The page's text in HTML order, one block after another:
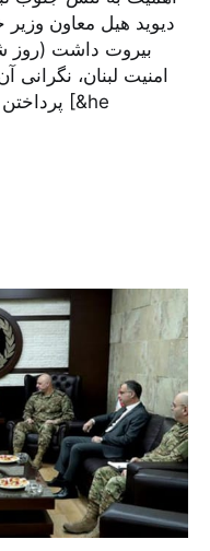
دیوید هیل معاون وزیر
بیروت داشت (روز
امنیت لبنان،
پرداختن به پروندهٔ تنش جنوب این کشور و [&he